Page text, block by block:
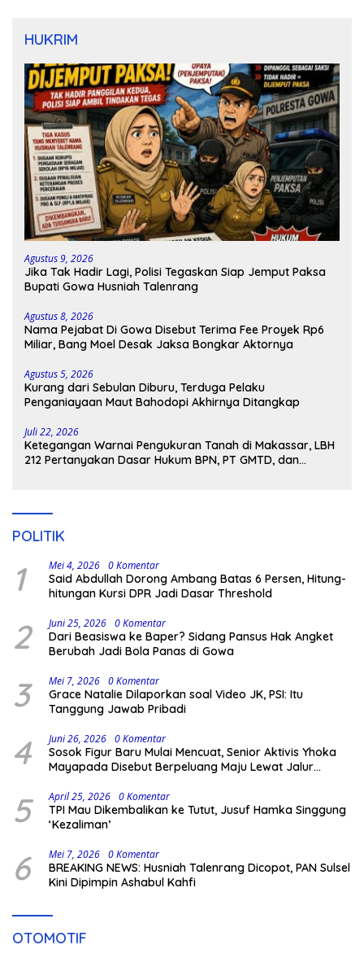
HUKRIM
Agustus 9, 2026
Jika Tak Hadir Lagi, Polisi Tegaskan Siap Jemput Paksa
Bupati Gowa Husniah Talenrang
Agustus 8, 2026
Nama Pejabat Di Gowa Disebut Terima Fee Proyek Rp6
Miliar, Bang Moel Desak Jaksa Bongkar Aktornya
Agustus 5, 2026
Kurang dari Sebulan Diburu, Terduga Pelaku
Penganiayaan Maut Bahodopi Akhirnya Ditangkap
Juli 22, 2026
Ketegangan Warnai Pengukuran Tanah di Makassar, LBH
212 Pertanyakan Dasar Hukum BPN, PT GMTD, dan
POLITIK
1 Mei 4, 2026 0 Komentar
Said Abdullah Dorong Ambang Batas 6 Persen, Hitung-
hitungan Kursi DPR Jadi Dasar Threshold
2 Juni 25, 2026 0 Komentar
Dari Beasiswa ke Baper? Sidang Pansus Hak Angket
Berubah Jadi Bola Panas di Gowa
3 Mei 7, 2026 0 Komentar
Grace Natalie Dilaporkan soal Video JK, PSI: Itu
Tanggung Jawab Pribadi
4 Juni 26, 2026 0 Komentar
Sosok Figur Baru Mulai Mencuat, Senior Aktivis Yhoka
Mayapada Disebut Berpeluang Maju Lewat Jalur
5 April 25, 2026 0 Komentar
TPI Mau Dikembalikan ke Tutut, Jusuf Hamka Singgung
‘Kezaliman’
6 Mei 7, 2026 0 Komentar
BREAKING NEWS: Husniah Talenrang Dicopot, PAN Sulsel
Kini Dipimpin Ashabul Kahfi
OTOMOTIF